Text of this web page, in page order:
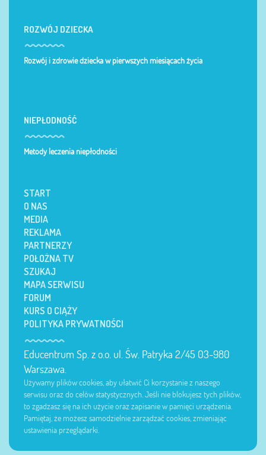
ROZWÓJ DZIECKA
Rozwój i zdrowie dziecka w pierwszych miesiącach życia
NIEPŁODNOŚĆ
Metody leczenia niepłodności
START
O NAS
MEDIA
REKLAMA
PARTNERZY
POŁOŻNA TV
SZUKAJ
MAPA SERWISU
FORUM
KURS O CIĄŻY
POLITYKA PRYWATNOŚCI
Educentrum Sp. z o.o. ul. Św. Patryka 2/45 03-980
Warszawa.
Używamy plików cookies, aby ułatwić Ci korzystanie z naszego
serwisu oraz do celów statystycznych. Jeśli nie blokujesz tych plików,
to zgadzasz się na ich użycie oraz zapisanie w pamięci urządzenia.
Pamiętaj, że możesz samodzielnie zarządzać cookies, zmieniając
ustawienia przeglądarki.